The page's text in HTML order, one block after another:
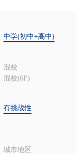
中学(初中+高中)
混校
混校(6F)
有挑战性
城市地区